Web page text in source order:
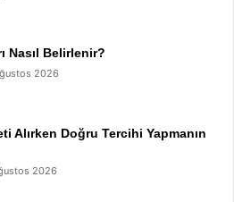
Nasıl Belirlenir?
2026
Alırken Doğru Tercihi Yapmanın
2026